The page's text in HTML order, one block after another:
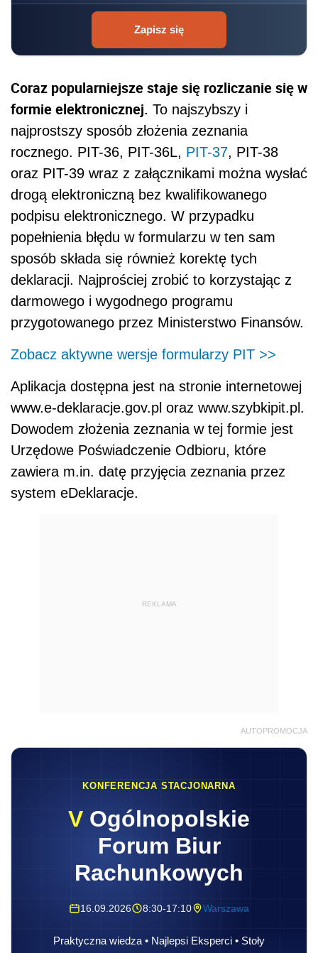
Zapisz się
Coraz popularniejsze staje się rozliczanie się w
formie elektronicznej. To najszybszy i
najprostszy sposób złożenia zeznania
rocznego. PIT-36, PIT-36L, PIT-37, PIT-38
oraz PIT-39 wraz z załącznikami można wysłać
drogą elektroniczną bez kwalifikowanego
podpisu elektronicznego. W przypadku
popełnienia błędu w formularzu w ten sam
sposób składa się również korektę tych
deklaracji. Najprościej zrobić to korzystając z
darmowego i wygodnego programu
przygotowanego przez Ministerstwo Finansów.
Zobacz aktywne wersje formularzy PIT >>
Aplikacja dostępna jest na stronie internetowej
www.e-deklaracje.gov.pl oraz www.szybkipit.pl.
Dowodem złożenia zeznania w tej formie jest
Urzędowe Poświadczenie Odbioru, które
zawiera m.in. datę przyjęcia zeznania przez
system eDeklaracje.
REKLAMA
AUTOPROMOCJA
KONFERENCJA STACJONARNA
V Ogólnopolskie
Forum Biur
Rachunkowych
16.09.2026 8:30-17:10 Warszawa
Praktyczna wiedza • Najlepsi Eksperci • Stoły